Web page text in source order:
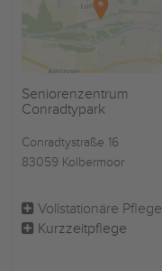
Seniorenzentrum
Conradtypark
Conradtystraße 16
83059 Kolbermoor
Vollstationäre Pflege
Kurzzeitpflege